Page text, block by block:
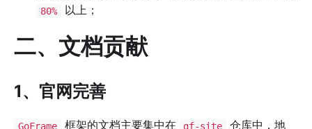
80% 以上；
二、文档贡献
1、官网完善
GoFrame 框架的文档主要集中在 gf-site 仓库中，地